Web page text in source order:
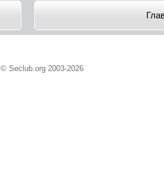
© Seclub.org 2003-2026